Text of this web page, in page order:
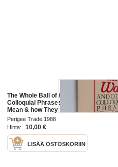
The Whole Ball of Wax and Other
Colloquial Phrases - What They
Mean & how They Started
Perigee Trade 1988
Hinta:
10,00 €
LISÄÄ OSTOSKORIIN